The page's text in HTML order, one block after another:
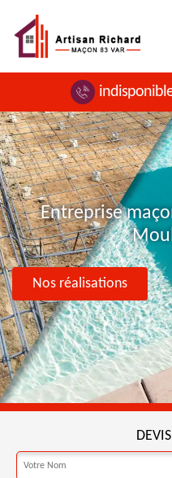
Entreprise
Nos réalisations